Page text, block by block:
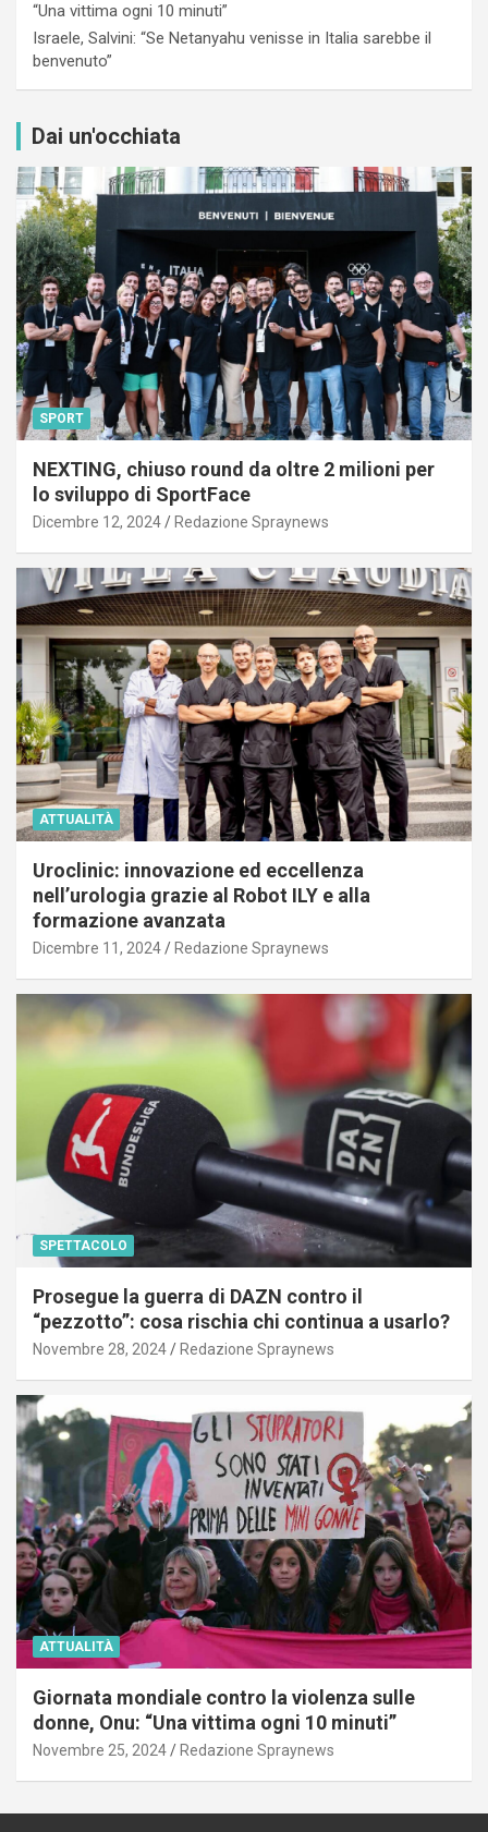
“Una vittima ogni 10 minuti”
Israele, Salvini: “Se Netanyahu venisse in Italia sarebbe il
benvenuto”
Dai un'occhiata
SPORT
NEXTING, chiuso round da oltre 2 milioni per
lo sviluppo di SportFace
Dicembre 12, 2024 Redazione Spraynews
ATTUALITÀ
Uroclinic: innovazione ed eccellenza
nell’urologia grazie al Robot ILY e alla
formazione avanzata
Dicembre 11, 2024 Redazione Spraynews
SPETTACOLO
Prosegue la guerra di DAZN contro il
“pezzotto”: cosa rischia chi continua a usarlo?
Novembre 28, 2024 Redazione Spraynews
ATTUALITÀ
Giornata mondiale contro la violenza sulle
donne, Onu: “Una vittima ogni 10 minuti”
Novembre 25, 2024 Redazione Spraynews